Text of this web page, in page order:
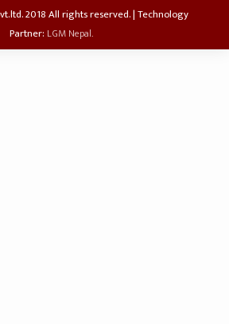
2018 All rights reserved. | Technology
Partner: LGM Nepal.